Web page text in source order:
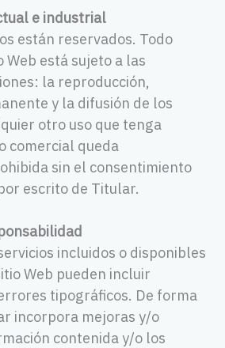
e industrial
están reservados. Todo
Web está sujeto a las
la reproducción,
y la difusión de los
otro uso que tenga
comercial queda
sin el consentimiento
escrito de Titular.
incluidos o disponibles
Web pueden incluir
tipográficos. De forma
incorpora mejoras y/o
contenida y/o los